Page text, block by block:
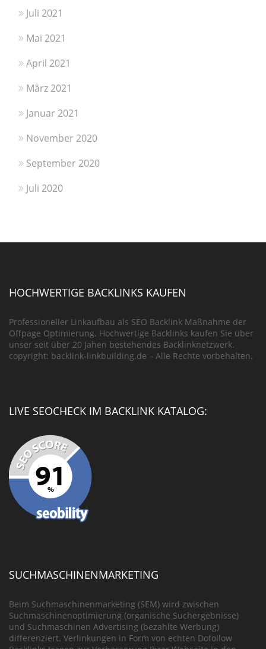
Juli 2021
Mai 2021
April 2021
März 2021
Januar 2021
November 2020
September 2020
Juli 2020
HOCHWERTIGE BACKLINKS KAUFEN
Professioneller Linkaufbau als SEO Backlink Maßnahme der
Offpage Optimierung. Hochwertige Backlinks kaufen Sie über
unser seit über 20 Jahen bestehendes Backlinknetzwerk.
copyright: backlink-linkbuilding.de – Alle Rechte vorbehalten.
LIVE SEOCHECK IM BACKLINK KATALOG:
SUCHMASCHINENMARKETING
Beim Suchmaschinenmarketing (SEM) wird zwischen
Suchmaschinenoptimierung (organische Suchergebnisse)
und Suchmaschinen Advertising (bezahlte Werbung)
differenziert. Verlinkungen in Form von echten Dofollow